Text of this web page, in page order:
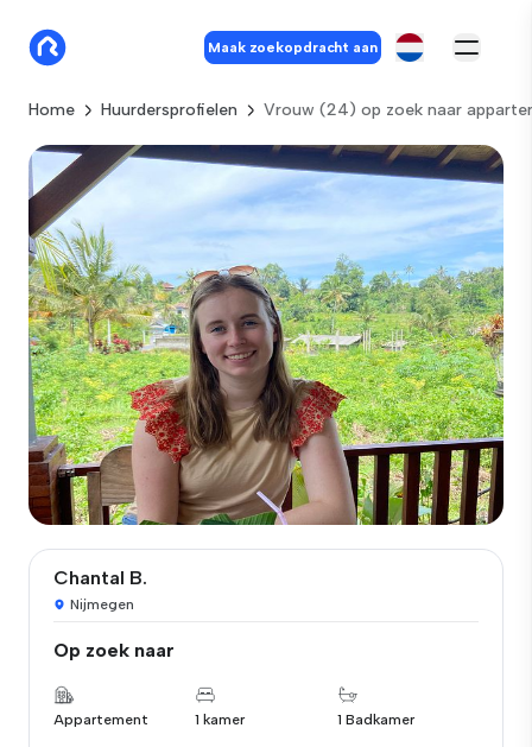
Maak zoekopdracht aan
Home Huurdersprofielen Vrouw (24) op zoek naar
Chantal B.
Nijmegen
Op zoek naar
Appartement 1 kamer 1 Badkamer